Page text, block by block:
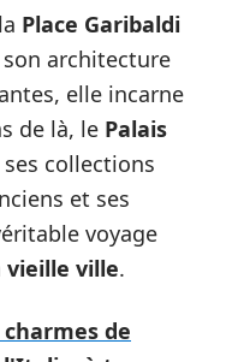
Place Garibaldi
architecture
elle incarne
de là, le Palais
collections
et ses
voyage
vieille ville.
charmes de